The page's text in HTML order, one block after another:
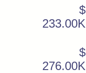
$
233.00K
$
276.00K